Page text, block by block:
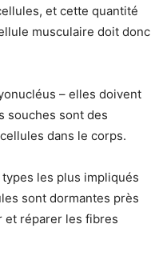
et cette quantité
musculaire doit donc
– elles doivent
souches sont des
dans le corps.
les plus impliqués
sont dormantes près
et réparer les fibres